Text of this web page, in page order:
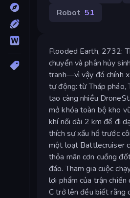
Robot 51
Flooded Earth, 2732:
chuyển và phân hủy
tranh—vì vậy đó chính
tự động: từ Tháp pháo,
tạo càng nhiều
mở khóa toàn bộ kho
khí nổi dài 2 km để đi
thích sự xấu hổ trước
một loạt Battlecruiser
thỏa mãn cơn cuồng
đáo. Tham gia cuộc
lợi phẩm của trận
C trở lên đều biết rằng